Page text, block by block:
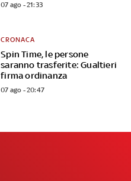
07 ago - 21:33
Spin Time, le persone
saranno trasferite: Gualtieri
firma ordinanza
CRONACA
07 ago - 20:47